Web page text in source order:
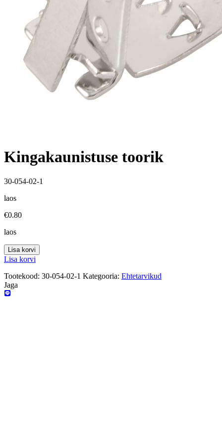
Kingakaunistuse toorik
30-054-02-1
laos
€0.80
laos
Lisa korvi
Lisa korvi
Tootekood: 30-054-02-1 Kategooria: Ehtetarvikud
Jaga